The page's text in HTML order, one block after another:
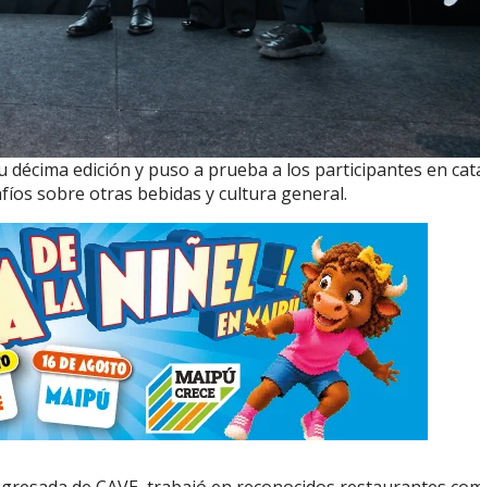
edición y puso a prueba a los participantes en
sobre otras bebidas y cultura general.